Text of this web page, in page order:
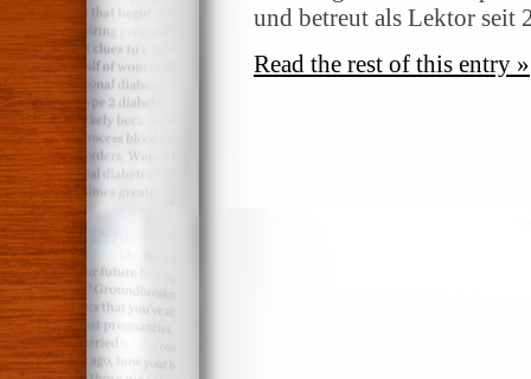
und betreut als Lektor
Read the rest of this entry »